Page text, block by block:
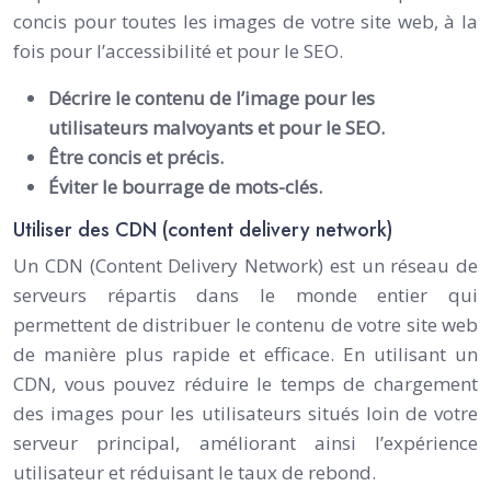
concis pour toutes les images de votre site web, à la
fois pour l’accessibilité et pour le SEO.
Décrire le contenu de l’image pour les
utilisateurs malvoyants et pour le SEO.
Être concis et précis.
Éviter le bourrage de mots-clés.
Utiliser des CDN (content delivery network)
Un CDN (Content Delivery Network) est un réseau de
serveurs répartis dans le monde entier qui
permettent de distribuer le contenu de votre site web
de manière plus rapide et efficace. En utilisant un
CDN, vous pouvez réduire le temps de chargement
des images pour les utilisateurs situés loin de votre
serveur principal, améliorant ainsi l’expérience
utilisateur et réduisant le taux de rebond.